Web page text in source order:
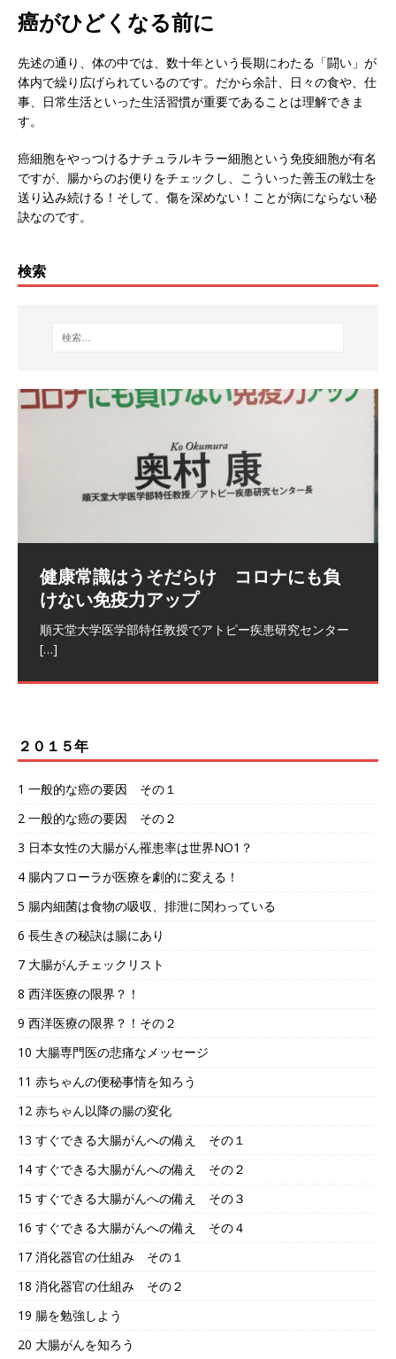
癌がひどくなる前に
先述の通り、体の中では、数十年という長期にわたる「闘い」が
体内で繰り広げられているのです。だから余計、日々の食や、仕
事、日常生活といった生活習慣が重要であることは理解できま
す。
癌細胞をやっつけるナチュラルキラー細胞という免疫細胞が有名
ですが、腸からのお便りをチェックし、こういった善玉の戦士を
送り込み続ける！そして、傷を深めない！ことが病にならない秘
訣なのです。
検索
健康常識はうそだらけ コロナにも負
けない免疫力アップ
順天堂大学医学部特任教授でアトピー疾患研究センター
[…]
コロナに対して最強のメッセージ 宮
沢賢治さんの詩が凄すぎた
｢雨ニモマケズ｣ 雨にも負けず 風にも負けず 雪に[…]
長寿の秘訣 西郷隆盛を支えた言志晩
録（佐藤一斎著）
[…]
健康十訓 西郷隆盛を支えた言志晩録
（佐藤一斎著）
[…]
何よりも新鮮な湧き水が身体によい 湧き水の場所は「
２０１５年
1 一般的な癌の要因 その１
2 一般的な癌の要因 その２
3 日本女性の大腸がん罹患率は世界NO1？
4 腸内フローラが医療を劇的に変える！
5 腸内細菌は食物の吸収、排泄に関わっている
6 長生きの秘訣は腸にあり
7 大腸がんチェックリスト
8 西洋医療の限界？！
9 西洋医療の限界？！その２
10 大腸専門医の悲痛なメッセージ
11 赤ちゃんの便秘事情を知ろう
12 赤ちゃん以降の腸の変化
13 すぐできる大腸がんへの備え その１
14 すぐできる大腸がんへの備え その２
15 すぐできる大腸がんへの備え その３
16 すぐできる大腸がんへの備え その４
17 消化器官の仕組み その１
18 消化器官の仕組み その２
19 腸を勉強しよう
20 大腸がんを知ろう